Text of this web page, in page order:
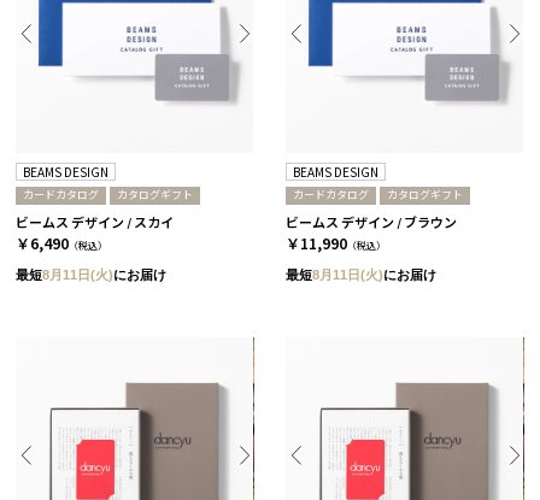
BEAMS DESIGN
カードカタログ カタログギフト
ビームス デザイン / スカイ
￥6,490 （税込）
最短8月11日(火)にお届け
BEAMS DESIGN
カードカタログ カタログギフト
ビームス デザイン / ブラウン
￥11,990 （税込）
最短8月11日(火)にお届け